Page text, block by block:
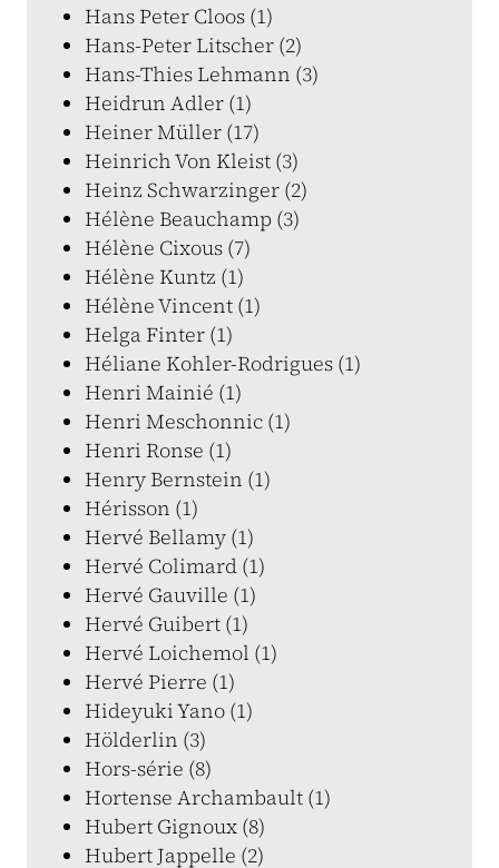
Hans Peter Cloos (1)
Hans-Peter Litscher (2)
Hans-Thies Lehmann (3)
Heidrun Adler (1)
Heiner Müller (17)
Heinrich Von Kleist (3)
Heinz Schwarzinger (2)
Hélène Beauchamp (3)
Hélène Cixous (7)
Hélène Kuntz (1)
Hélène Vincent (1)
Helga Finter (1)
Héliane Kohler-Rodrigues (1)
Henri Mainié (1)
Henri Meschonnic (1)
Henri Ronse (1)
Henry Bernstein (1)
Hérisson (1)
Hervé Bellamy (1)
Hervé Colimard (1)
Hervé Gauville (1)
Hervé Guibert (1)
Hervé Loichemol (1)
Hervé Pierre (1)
Hideyuki Yano (1)
Hölderlin (3)
Hors-série (8)
Hortense Archambault (1)
Hubert Gignoux (8)
Hubert Jappelle (2)